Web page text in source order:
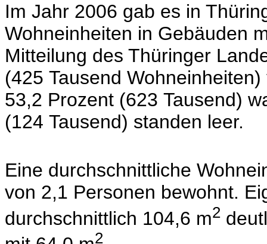
Im Jahr 2006 gab es in
Wohneinheiten in Gebäuden
Mitteilung des Thüringer
(425 Tausend
53,2 Prozent (623 Tausend)
(124 Tausend) standen leer.
Eine durchschnittliche
von 2,1 Personen bewohnt.
durchschnittlich 104,6 m2
2